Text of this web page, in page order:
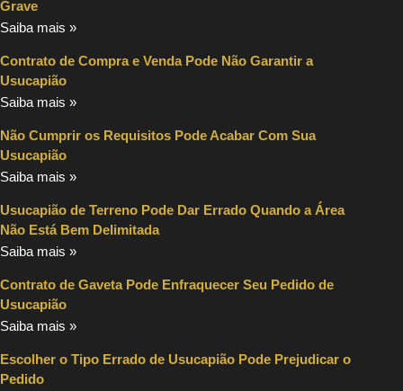
Grave
Saiba mais »
Contrato de Compra e Venda Pode Não Garantir a
Usucapião
Saiba mais »
Não Cumprir os Requisitos Pode Acabar Com Sua
Usucapião
Saiba mais »
Usucapião de Terreno Pode Dar Errado Quando a Área
Não Está Bem Delimitada
Saiba mais »
Contrato de Gaveta Pode Enfraquecer Seu Pedido de
Usucapião
Saiba mais »
Escolher o Tipo Errado de Usucapião Pode Prejudicar o
Pedido